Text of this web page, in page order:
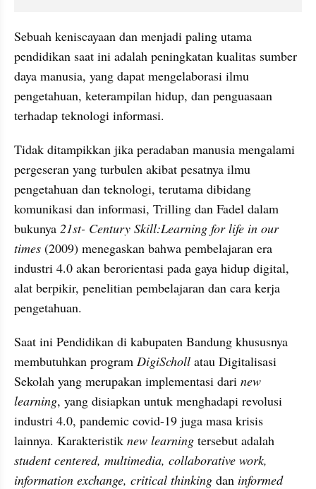
Sebuah keniscayaan dan menjadi paling utama
pendidikan saat ini adalah peningkatan kualitas sumber
daya manusia, yang dapat mengelaborasi ilmu
pengetahuan, keterampilan hidup, dan penguasaan
terhadap teknologi informasi.
Tidak ditampikkan jika peradaban manusia mengalami
pergeseran yang turbulen akibat pesatnya ilmu
pengetahuan dan teknologi, terutama dibidang
komunikasi dan informasi, Trilling dan Fadel dalam
bukunya 21st- Century Skill:Learning for life in our
times (2009) menegaskan bahwa pembelajaran era
industri 4.0 akan berorientasi pada gaya hidup digital,
alat berpikir, penelitian pembelajaran dan cara kerja
pengetahuan.
Saat ini Pendidikan di kabupaten Bandung khususnya
membutuhkan program DigiScholl atau Digitalisasi
Sekolah yang merupakan implementasi dari new
learning, yang disiapkan untuk menghadapi revolusi
industri 4.0, pandemic covid-19 juga masa krisis
lainnya. Karakteristik new learning
student centered, multimedia, collaborative work,
information exchange, critical thinking dan informed